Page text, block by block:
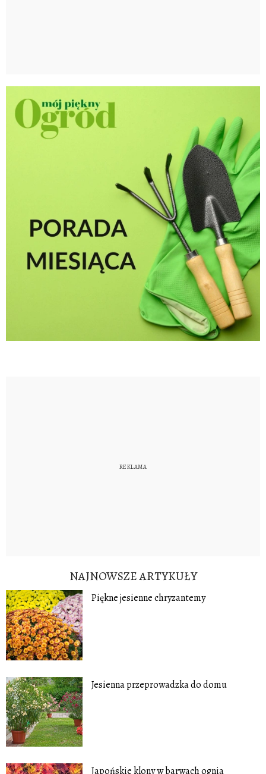
NAJNOWSZE ARTYKUŁY
Piękne jesienne chryzantemy
Jesienna przeprowadzka do domu
Japońskie klony w barwach ognia